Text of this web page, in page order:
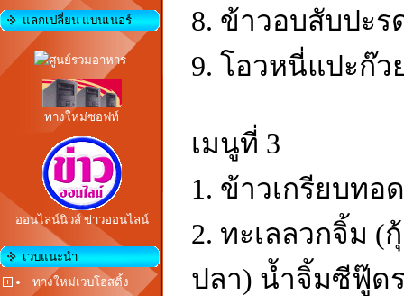
แลกเปลี่ยน แบนเนอร์
ทางใหม่ซอฟท์
ออนไลน์นิวส์ ข่าวออนไลน์
เวบแนะนำ
ทางใหม่เวบโฮสติ้ง
8. ข้าวอบสับปะ
9. โอวหนี่แปะก๊ว
เมนูที่ 3
1. ข้าวเกรียบทอ
2. ทะเลลวกจิ้ม (
ปลา) น้ำจิ้มซีฟู๊ด